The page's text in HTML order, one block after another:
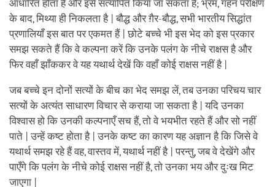
आधारित होता है और इसे सत्यापित किया जा सकता है; भ्रम, गहन परीक्षण
के बाद, मिथ्या ही निकलता है | बौद्ध और ग़ैर-बौद्ध, सभी भारतीय सिद्धांत
प्रणालियाँ इस बात पर एकमत हैं | छोटे बच्चे भी इस भेद को इस प्रकार
समझ सकते हैं कि वे कल्पना करें कि उनके पलंग के नीचे राक्षस है और
फिर वहाँ झाँककर वे यह यथार्थ देखें कि वहाँ कोई राक्षस नहीं है |
जब बच्चे इन दोनों सत्यों के बीच का भेद समझ लें, तब उनका परिचय चार
सत्यों के अत्यंत साधारण विचार से कराया जा सकता है | यदि उनका
विश्वास हो कि उनकी कल्पनाएँ सच हैं, तो वे भयभीत रहते हैं और सो नहीं
पाते | उन्हें कष्ट होता है | उनके कष्ट का कारण यह अज्ञान है कि जिसे वे
यथार्थ समझ रहे हैं वह, वास्तव में, यथार्थ नहीं है | परन्तु, जब वे देखेंगे और
पाएँगे कि पलंग के नीचे कोई राक्षस नहीं है, तो उनका भय और दुःख मिट
जाएगा |